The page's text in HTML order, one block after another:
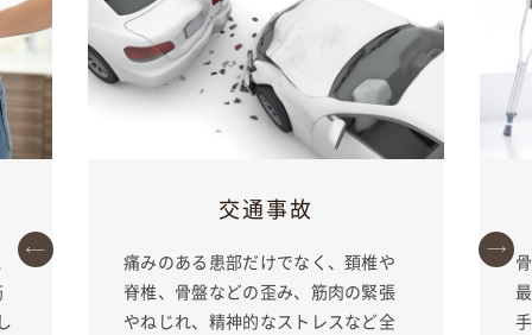
交通事故
痛みのある患部だけでなく、頚椎や
脊椎、骨盤などの歪み、筋肉の緊張
やねじれ、精神的なストレスなど全